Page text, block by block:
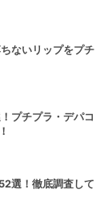
ないリップをプチ
プチプラ・デパコ
選！徹底調査して